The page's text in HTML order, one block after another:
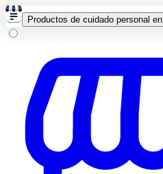
Productos de cuidado personal en